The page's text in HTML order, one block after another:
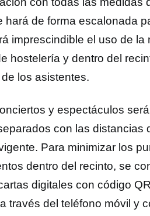
hará de forma escalonada
imprescindible el uso de la
hostelería y dentro del
los asistentes.
y espectáculos
con las distancias
Para minimizar los
dentro del recinto, se
digitales con código
través del teléfono móvil y